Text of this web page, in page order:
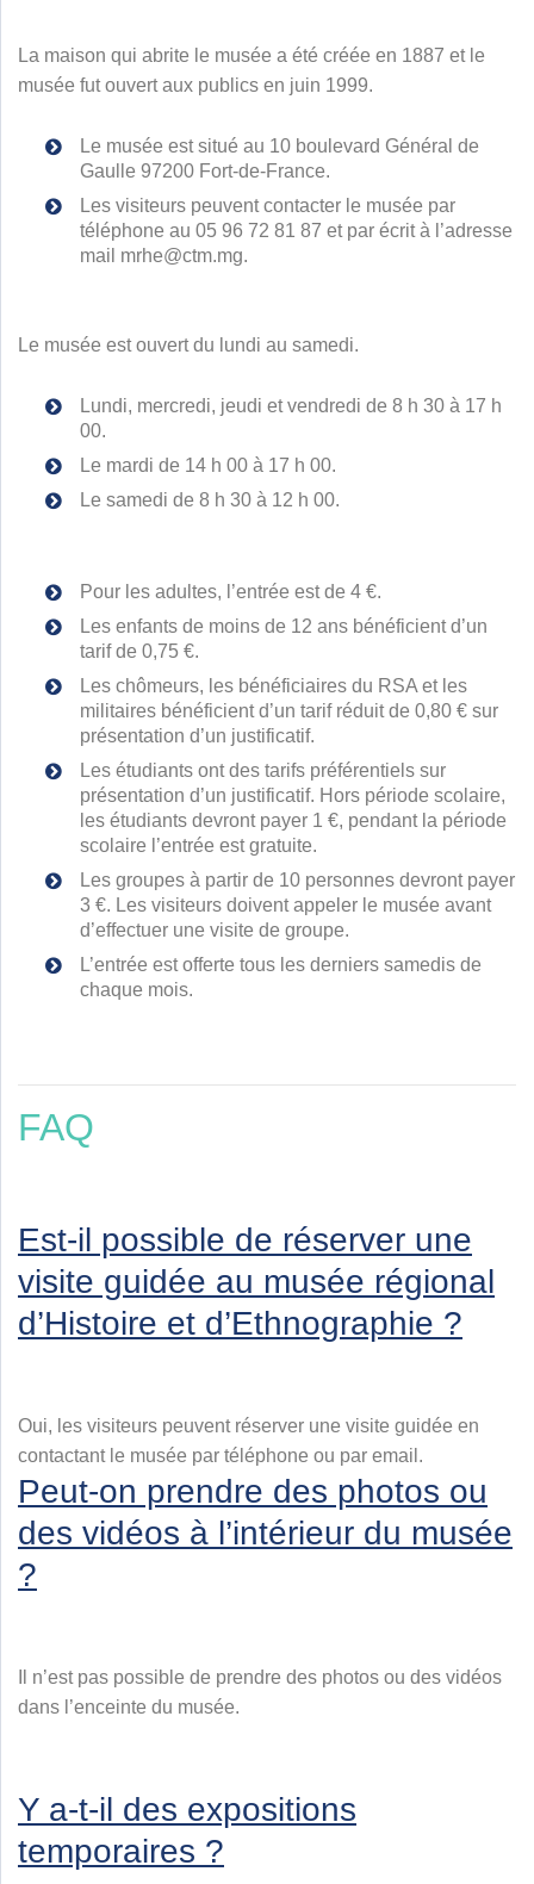
La maison qui abrite le musée a été créée en 1887 et le
musée fut ouvert aux publics en juin 1999.
Le musée est situé au 10 boulevard Général de
Gaulle 97200 Fort-de-France.
Les visiteurs peuvent contacter le musée par
téléphone au 05 96 72 81 87 et par écrit à l’adresse
mail mrhe@ctm.mg.
Le musée est ouvert du lundi au samedi.
Lundi, mercredi, jeudi et vendredi de 8 h 30 à 17 h
00.
Le mardi de 14 h 00 à 17 h 00.
Le samedi de 8 h 30 à 12 h 00.
Pour les adultes, l’entrée est de 4 €.
Les enfants de moins de 12 ans bénéficient d’un
tarif de 0,75 €.
Les chômeurs, les bénéficiaires du RSA et les
militaires bénéficient d’un tarif réduit de 0,80 € sur
présentation d’un justificatif.
Les étudiants ont des tarifs préférentiels sur
présentation d’un justificatif. Hors période scolaire,
les étudiants devront payer 1 €, pendant la période
scolaire l’entrée est gratuite.
Les groupes à partir de 10 personnes devront payer
3 €. Les visiteurs doivent appeler le musée avant
d’effectuer une visite de groupe.
L’entrée est offerte tous les derniers samedis de
chaque mois.
FAQ
Est-il possible de réserver une
visite guidée au musée régional
d’Histoire et d’Ethnographie ?
Oui, les visiteurs peuvent réserver une visite guidée en
contactant le musée par téléphone ou par email.
Peut-on prendre des photos ou
des vidéos à l’intérieur du musée
?
Il n’est pas possible de prendre des photos ou des vidéos
dans l’enceinte du musée.
Y a-t-il des expositions
temporaires ?